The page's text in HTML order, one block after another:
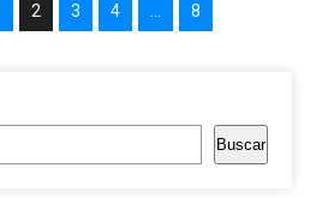
2 3 4 8
Buscar